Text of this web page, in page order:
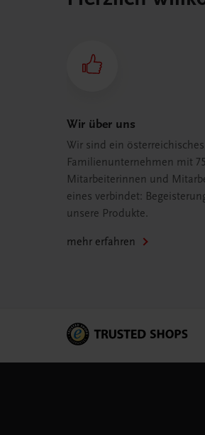
Wir über uns
Wir sind ein österreichisches
Familienunternehmen mit 75
Mitarbeiterinnen und
eines verbindet:
unsere Produkte.
mehr erfahren